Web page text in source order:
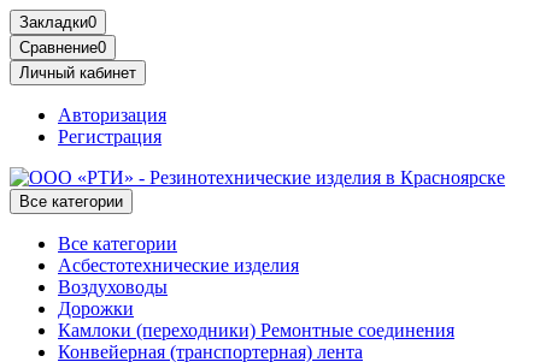
Закладки0
Сравнение0
Личный кабинет
Авторизация
Регистрация
Все категории
Все категории
Асбестотехнические изделия
Воздуховоды
Дорожки
Камлоки (переходники) Ремонтные соединения
Конвейерная (транспортерная) лента